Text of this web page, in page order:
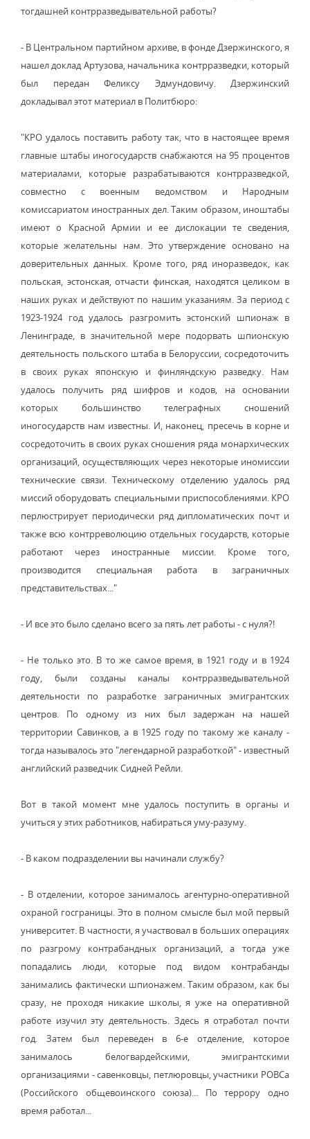
тогдашней контрразведывательной работы?
- В Центральном партийном архиве, в фонде Дзержинского, я
нашел доклад Артузова, начальника контрразведки, который
был передан Феликсу Эдмундовичу. Дзержинский
докладывал этот материал в Политбюро:
"КРО удалось поставить работу так, что в настоящее время
главные штабы иногосударств снабжаются на 95 процентов
материалами, которые разрабатываются контрразведкой,
совместно с военным ведомством и Народным
комиссариатом иностранных дел. Таким образом, иноштабы
имеют о Красной Армии и ее дислокации те сведения,
которые желательны нам. Это утверждение основано на
доверительных данных. Кроме того, ряд иноразведок, как
польская, эстонская, отчасти финская, находятся целиком в
наших руках и действуют по нашим указаниям. За период с
1923-1924 год удалось разгромить эстонский шпионаж в
Ленинграде, в значительной мере подорвать шпионскую
деятельность польского штаба в Белоруссии, сосредоточить
в своих руках японскую и финляндскую разведку. Нам
удалось получить ряд шифров и кодов, на основании
которых большинство телеграфных сношений
иногосударств нам известны. И, наконец, пресечь в корне и
сосредоточить в своих руках сношения ряда монархических
организаций, осуществляющих через некоторые иномиссии
технические связи. Техническому отделению удалось ряд
миссий оборудовать специальными приспособлениями. КРО
перлюстрирует периодически ряд дипломатических почт и
также всю контрреволюцию отдельных государств, которые
работают через иностранные миссии. Кроме того,
производится специальная работа в заграничных
представительствах..."
- И все это было сделано всего за пять лет работы - с нуля?!
- Не только это. В то же самое время, в 1921 году и в 1924
году, были созданы каналы контрразведывательной
деятельности по разработке заграничных эмигрантских
центров. По одному из них был задержан на нашей
территории Савинков, а в 1925 году по такому же каналу -
тогда называлось это "легендарной разработкой" - известный
английский разведчик Сидней Рейли.
Вот в такой момент мне удалось поступить в органы и
учиться у этих работников, набираться уму-разуму.
- В каком подразделении вы начинали службу?
- В отделении, которое занималось агентурно-оперативной
охраной госграницы. Это в полном смысле был мой первый
университет. В частности, я участвовал в больших операциях
по разгрому контрабандных организаций, а тогда уже
попадались люди, которые под видом контрабанды
занимались фактически шпионажем. Таким образом, как бы
сразу, не проходя никакие школы, я уже на оперативной
работе изучил эту деятельность. Здесь я отработал почти
год. Затем был переведен в 6-е отделение, которое
занималось белогвардейскими, эмигрантскими
организациями - савенковцы, петлюровцы, участники РОВСа
(Российского общевоинского союза)... По террору одно
время работал...